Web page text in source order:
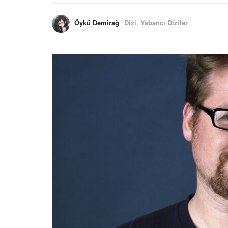
Öykü Demirağ Dizi, Yabancı Diziler